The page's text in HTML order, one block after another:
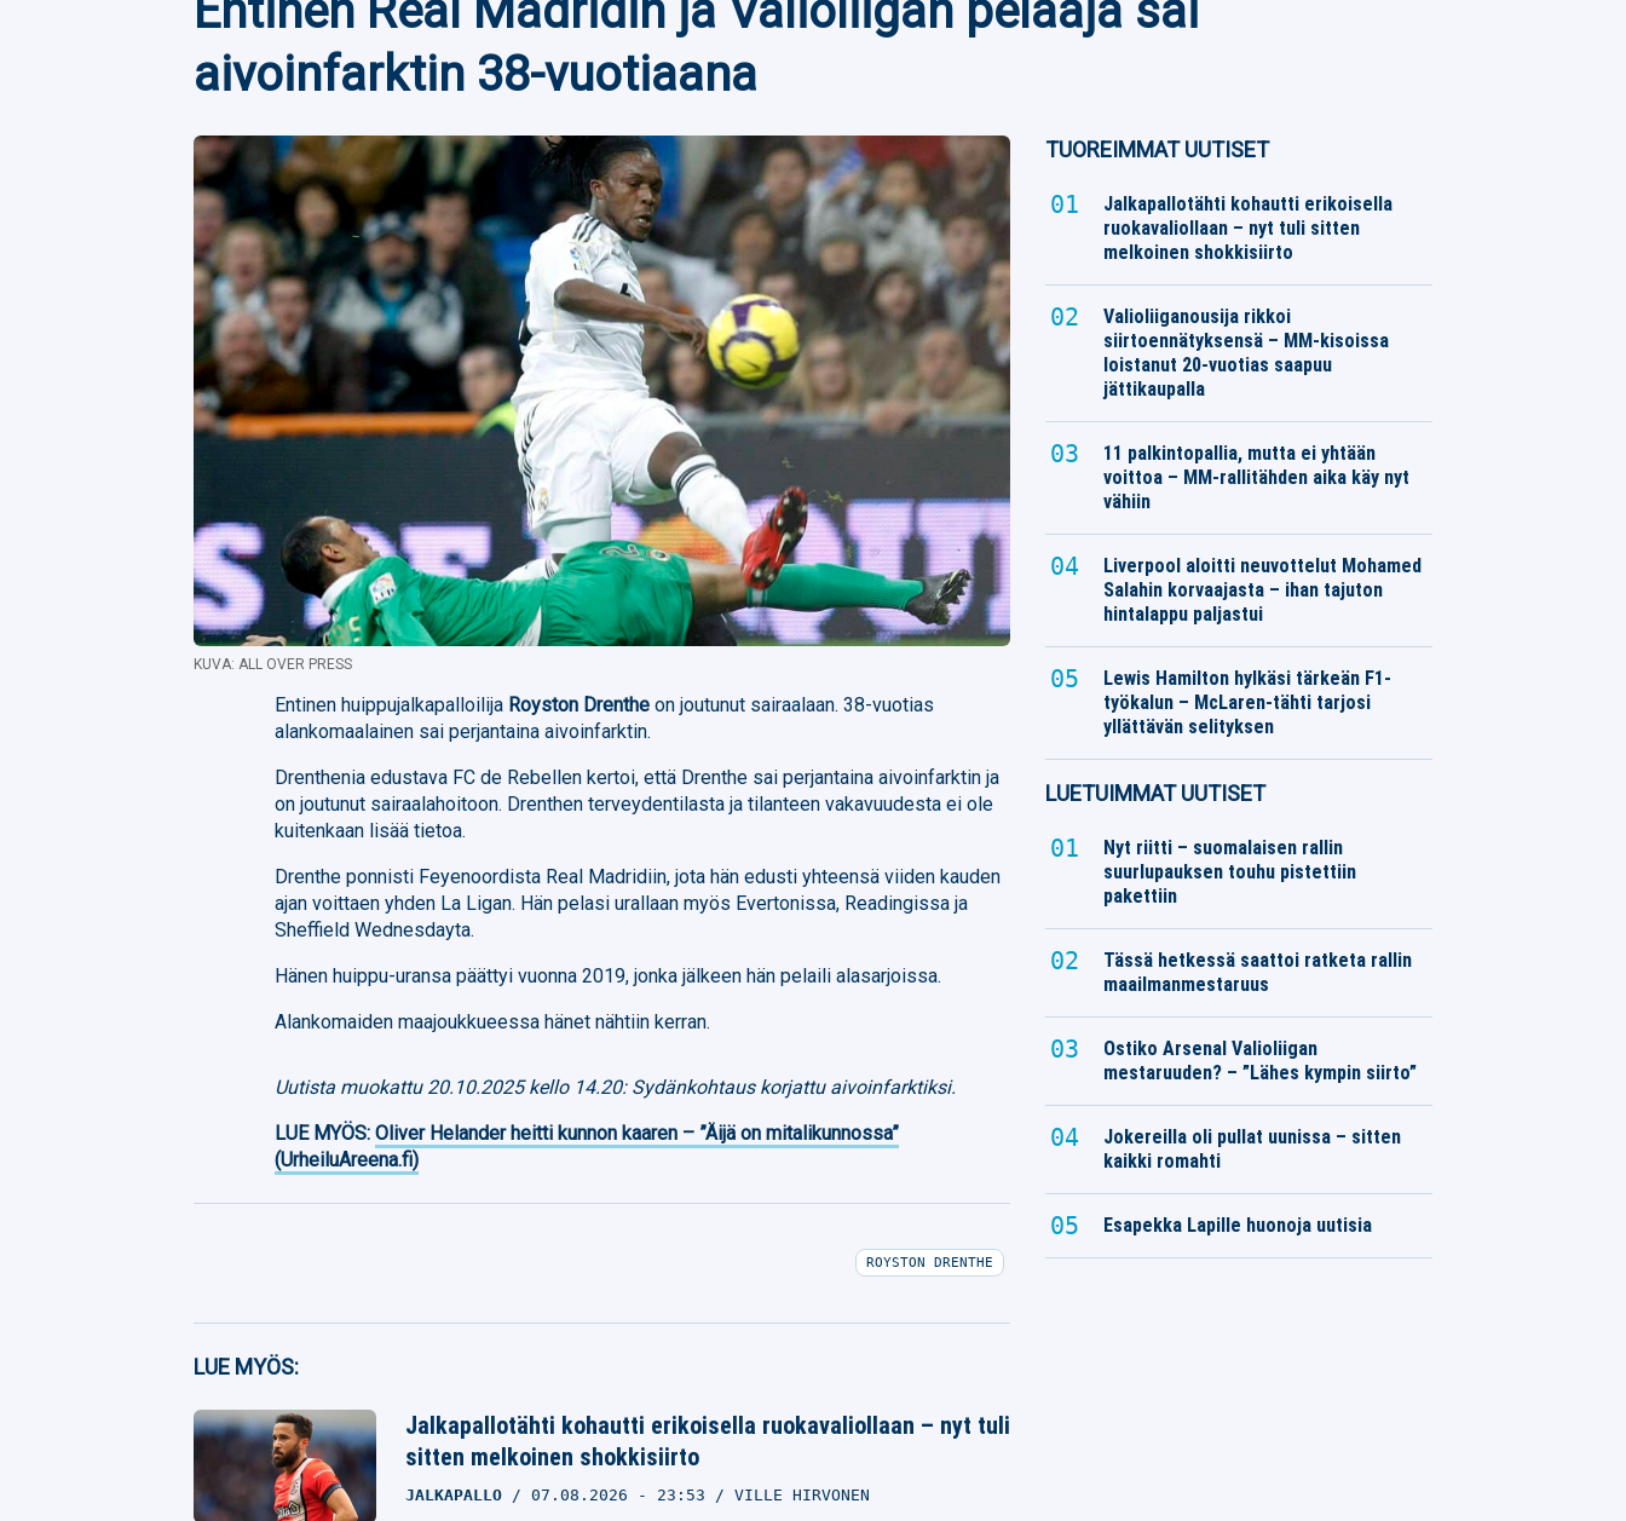
Entinen Real Madridin ja Valioliigan pelaaja sai
aivoinfarktin 38-vuotiaana
KUVA: ALL OVER PRESS
Entinen huippujalkapalloilija Royston Drenthe on joutunut sairaalaan. 38-vuotias
alankomaalainen sai perjantaina aivoinfarktin.
Drenthenia edustava FC de Rebellen kertoi, että Drenthe sai perjantaina aivoinfarktin ja
on joutunut sairaalahoitoon. Drenthen terveydentilasta ja tilanteen vakavuudesta ei ole
kuitenkaan lisää tietoa.
Drenthe ponnisti Feyenoordista Real Madridiin, jota hän edusti yhteensä viiden kauden
ajan voittaen yhden La Ligan. Hän pelasi urallaan myös Evertonissa, Readingissa ja
Sheffield Wednesdayta.
Hänen huippu-uransa päättyi vuonna 2019, jonka jälkeen hän pelaili alasarjoissa.
Alankomaiden maajoukkueessa hänet nähtiin kerran.
Uutista muokattu 20.10.2025 kello 14.20: Sydänkohtaus korjattu aivoinfarktiksi.
LUE MYÖS:Oliver Helander heitti kunnon kaaren – ”Äijä on mitalikunnossa”
(UrheiluAreena.fi)
Facebook
Twitter
Whatsapp
ROYSTON DRENTHE
LUE MYÖS:
Jalkapallotähti kohautti erikoisella ruokavaliollaan – nyt tuli
sitten melkoinen shokkisiirto
JALKAPALLO 07.08.2026 - 23:53 VILLE HIRVONEN
TUOREIMMAT UUTISET
Jalkapallotähti kohautti erikoisella
ruokavaliollaan – nyt tuli sitten
melkoinen shokkisiirto
Valioliiganousija rikkoi
siirtoennätyksensä – MM-kisoissa
loistanut 20-vuotias saapuu
jättikaupalla
11 palkintopallia, mutta ei yhtään
voittoa – MM-rallitähden aika käy nyt
vähiin
Liverpool aloitti neuvottelut Mohamed
Salahin korvaajasta – ihan tajuton
hintalappu paljastui
Lewis Hamilton hylkäsi tärkeän F1-
työkalun – McLaren-tähti tarjosi
yllättävän selityksen
LUETUIMMAT UUTISET
Nyt riitti – suomalaisen rallin
suurlupauksen touhu pistettiin
pakettiin
Tässä hetkessä saattoi ratketa rallin
maailmanmestaruus
Ostiko Arsenal Valioliigan
mestaruuden? – ”Lähes kympin siirto”
Jokereilla oli pullat uunissa – sitten
kaikki romahti
Esapekka Lapille huonoja uutisia